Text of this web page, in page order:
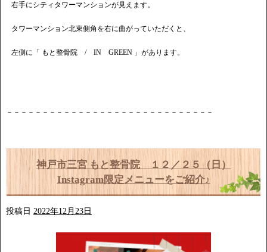
右手にシティタワーマンションが見えます。
タワーマンション北東側角を右に曲がっていただくと、
左側に「 もと整骨院 / IN GREEN 」があります。
－－－－－－－－－－－－－－－－－－－－－－－－－－－－－
神戸市三宮 もと整骨院 １２／２５（日）
Instagram限定メニューをご紹介♪
投稿日 2022年12月23日